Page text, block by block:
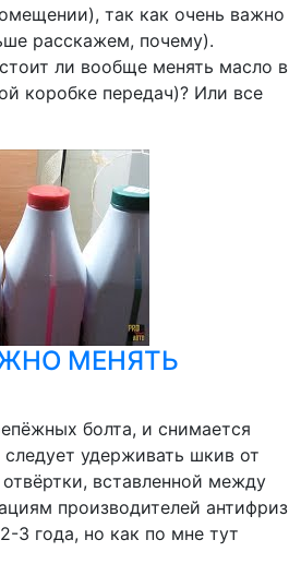
так как очень важно
расскажем, почему).
ли вообще менять масло в
коробке передач)? Или все
МЕНЯТЬ
болта, и снимается
удерживать шкив от
вставленной между
производителей антифриз
3 года, но как по мне тут